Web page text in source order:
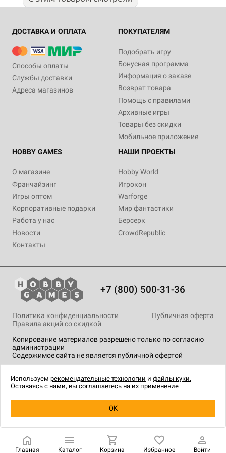
Уведомить о наличии
ДОСТАВКА И ОПЛАТА
Способы оплаты
Службы доставки
Адреса магазинов
ПОКУПАТЕЛЯМ
Подобрать игру
Бонусная программа
Информация о заказе
Возврат товара
Помощь с правилами
Архивные игры
Товары без скидки
Мобильное приложение
HOBBY GAMES
О магазине
Франчайзинг
Игры оптом
Корпоративные подарки
Работа у нас
Новости
Контакты
НАШИ ПРОЕКТЫ
Hobby World
Игрокон
Warforge
Мир фантастики
Берсерк
CrowdRepublic
+7 (800) 500-31-36
Копирование материалов разрешено только по согласию
администрации
Содержимое сайта не является публичной офертой
Политика конфиденциальности
Публичная оферта
Правила акций со скидкой
технологии.
Главная Каталог Корзина Избранное Войти
Используем рекомендательные технологии и файлы куки.
Оставаясь с нами, вы соглашаетесь на их применение
OK